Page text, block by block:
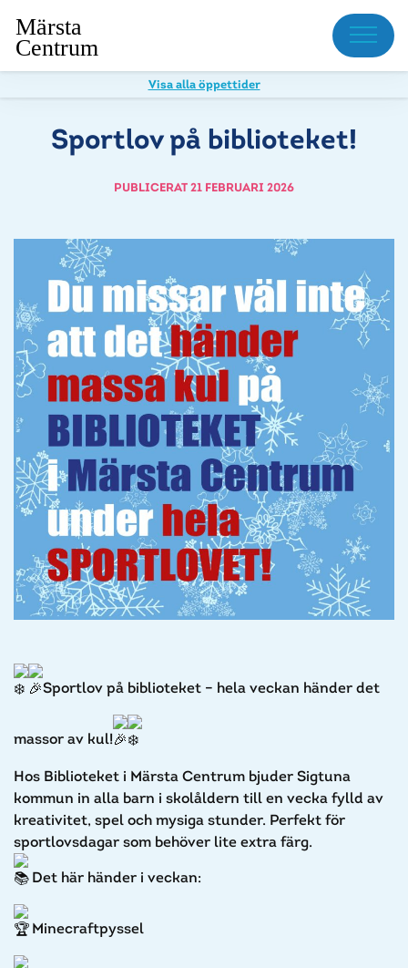
Meny
Visa alla öppettider
Sportlov på biblioteket!
PUBLICERAT 21 FEBRUARI 2026
Sportlov på biblioteket – hela veckan händer det
massor av kul!
Hos Biblioteket i Märsta Centrum bjuder Sigtuna
kommun in alla barn i skolåldern till en vecka fylld av
kreativitet, spel och mysiga stunder. Perfekt för
sportlovsdagar som behöver lite extra färg.
Det här händer i veckan:
Minecraftpyssel